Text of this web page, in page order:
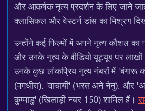
और आकर्षक नृत्य प्रदर्शन के लिए जाने
क्लासिकल और वेस्टर्न डांस का मिश्रण
उन्होंने कई फिल्मों में अपने नृत्य कौशल का
और उनके नृत्य के वीडियो यूट्यूब पर लाखों
उनके कुछ लोकप्रिय नृत्य नंबरों में 'बंगारू
(मगधीरा), 'वाचायी' (भरत अने नेनु), और
कुम्माडु' (खिलाड़ी नंबर 150) शामिल हैं।